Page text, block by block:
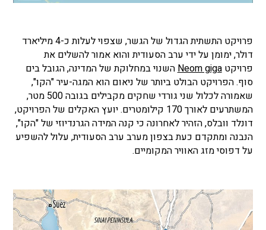
פרויקט התשתית הגדול של הגשר, שצפוי לעלות כ-4 מיליארד
דולר, ימומן על ידי ערב הסעודית והוא אמור להשלים את
פרויקטNeom gigaהשנוי במחלוקת של המדינה, הגובל בים
סוף. הפרויקט הבולט ביותר של ניאום הוא המגה-עיר "הקו",
שאמורה לכלול שני גורדי שחקים מקבילים בגובה 500 מטר,
המשתרעים לאורך 170 קילומטרים. יועץ האקלים של הפרויקט,
דונלד וובלס, הזהיר לאחרונה כי קנה המידה הגרנדיוזי של "הקו",
הנבנה ומתקדם כעת בצפון מערב ערב הסעודית, עלול להשפיע
על דפוסי מזג האוויר המקומיים.